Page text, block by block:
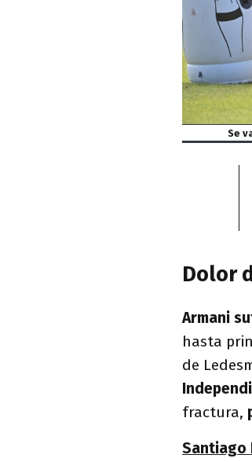
Se
Dolor
Armani
hasta
de
fractura,
Santiago